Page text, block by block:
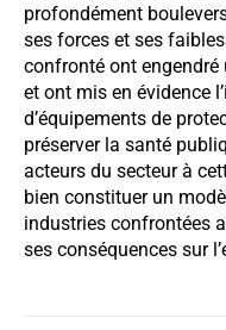
profondément
ses forces et ses
confronté ont engendré
et ont mis en évidence
d’équipements de
préserver la santé
acteurs du secteur à
bien constituer un
industries confrontées
ses conséquences sur